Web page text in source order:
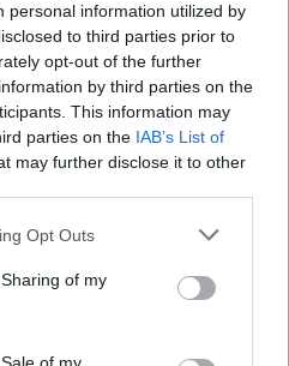
personal information utilized by
to third parties prior to
opt-out of the further
by third parties on the
This information may
parties on the IAB’s List of
may further disclose it to other
app uses one or more Google
behaviour. You may click to
and its third-party tags to
purposes in below Google
Opt Outs
of myλίστας με βιβλία
αλλά και στην